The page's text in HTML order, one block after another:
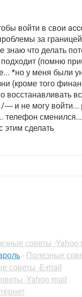
войти в свои
за
знаю что делать
(помню
*но у меня были
(кроме того
и не могу
сменился...
этим сделать
советы -Yahoo
- Полезные
советы -E-mail
-Yahoo mail